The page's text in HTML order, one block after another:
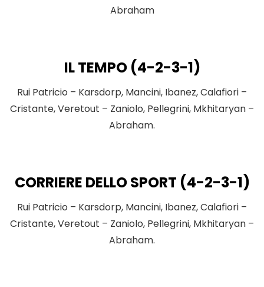
Abraham
IL TEMPO (4-2-3-1)
Rui Patricio – Karsdorp, Mancini, Ibanez, Calafiori –
Cristante, Veretout – Zaniolo, Pellegrini, Mkhitaryan –
Abraham.
CORRIERE DELLO SPORT (4-2-3-1)
Rui Patricio – Karsdorp, Mancini, Ibanez, Calafiori –
Cristante, Veretout – Zaniolo, Pellegrini, Mkhitaryan –
Abraham.